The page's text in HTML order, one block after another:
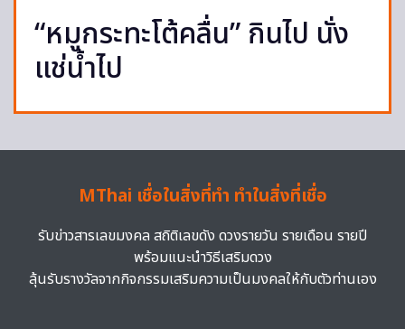
“หมูกระทะโต้คลื่น” กินไป นั่ง
แช่น้ำไป
MThai เชื่อในสิ่งที่ทำ ทำในสิ่งที่เชื่อ
รับข่าวสารเลขมงคล สถิติเลขดัง ดวงรายวัน รายเดือน รายปี
พร้อมแนะนำวิธีเสริมดวง
ลุ้นรับรางวัลจากกิจกรรมเสริมความเป็นมงคลให้กับตัวท่านเอง